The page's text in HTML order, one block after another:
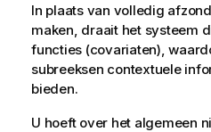
In plaats van volledig
maken, draait het systeem
functies (covariaten),
subreeksen contextuele
bieden.
U hoeft over het algemeen